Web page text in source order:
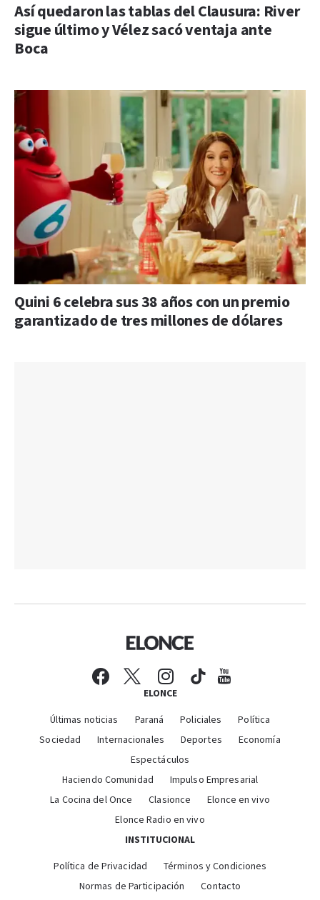
Así quedaron las tablas del Clausura: River
sigue último y Vélez sacó ventaja ante
Boca
Quini 6 celebra sus 38 años con un premio
garantizado de tres millones de dólares
ELONCE
Últimas noticias Paraná Policiales
Política
Sociedad
Internacionales Deportes
Economía
Espectáculos
Haciendo Comunidad
Impulso Empresarial
La Cocina del Once
Clasionce
Elonce en vivo
Elonce Radio en vivo
INSTITUCIONAL
Política de Privacidad
Términos y Condiciones
Normas de Participación
Contacto